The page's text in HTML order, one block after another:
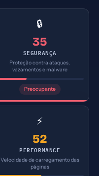
🔒
35
SEGURANÇA
Proteção contra ataques,
vazamentos e malware
Preocupante
⚡
52
PERFORMANCE
Velocidade de carregamento das
páginas